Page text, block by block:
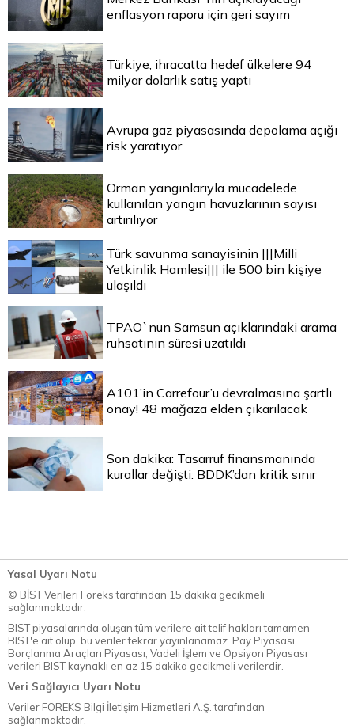
enflasyon raporu için geri sayım
Türkiye, ihracatta hedef ülkelere 94
milyar dolarlık satış yaptı
Avrupa gaz piyasasında depolama açığı
risk yaratıyor
Orman yangınlarıyla mücadelede
kullanılan yangın havuzlarının sayısı
artırılıyor
Türk savunma sanayisinin |||Milli
Yetkinlik Hamlesi||| ile 500 bin kişiye
ulaşıldı
TPAO`nun Samsun açıklarındaki arama
ruhsatının süresi uzatıldı
A101’in Carrefour’u devralmasına şartlı
onay! 48 mağaza elden çıkarılacak
Son dakika: Tasarruf finansmanında
kurallar değişti: BDDK’dan kritik sınır
Yasal Uyarı Notu
© BİST Verileri Foreks tarafından 15 dakika gecikmeli
sağlanmaktadır.
BIST piyasalarında oluşan tüm verilere ait telif hakları tamamen
BIST'e ait olup, bu veriler tekrar yayınlanamaz. Pay Piyasası,
Borçlanma Araçları Piyasası, Vadeli İşlem ve Opsiyon Piyasası
verileri BIST kaynaklı en az 15 dakika gecikmeli verilerdir.
Veri Sağlayıcı Uyarı Notu
Veriler FOREKS Bilgi İletişim Hizmetleri A.Ş. tarafından
sağlanmaktadır.